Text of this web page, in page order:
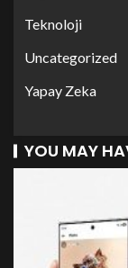
Teknoloji
Uncategorized
Yapay Zeka
YOU MAY